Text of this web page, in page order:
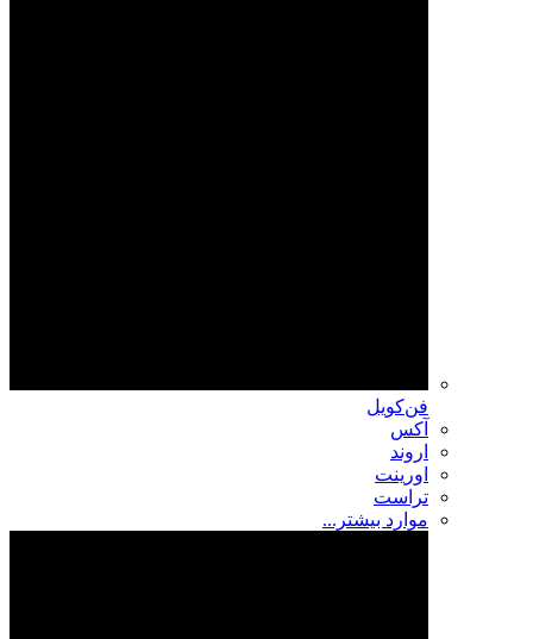
فن‌کویل
آکس
اروند
اورینت
تراست
موارد بیشتر...